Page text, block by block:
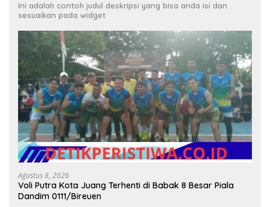
Ini adalah contoh judul deskripsi yang bisa anda isi dan
sesuaikan pada widget
Agustus 8, 2026
Voli Putra Kota Juang Terhenti di Babak 8 Besar Piala
Dandim 0111/Bireuen